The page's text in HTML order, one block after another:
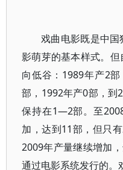
戏曲电影既是中
影萌芽的基本样式。
向低谷：1989年产2
部，1992年产0部，到
保持在1—2部。至
加，达到11部，但只
2009年产量继续增加
通过电影系统发行的。